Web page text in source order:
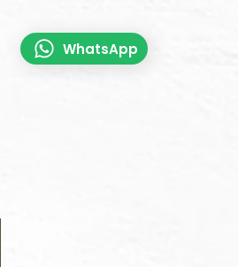
WhatsApp